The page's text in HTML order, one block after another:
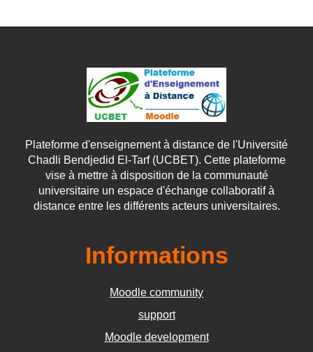
Plateforme d'enseignement à distance de l'Université
Chadli Bendjedid El-Tarf (UCBET). Cette plateforme
vise à mettre à disposition de la communauté
universitaire un espace d'échange collaboratif à
distance entre les différents acteurs universitaires.
Informations
Moodle community
support
Moodle development